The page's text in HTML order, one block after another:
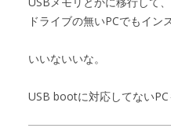
ドライブの無いPCでもイン
いいないいな。
USB bootに対応してないPC